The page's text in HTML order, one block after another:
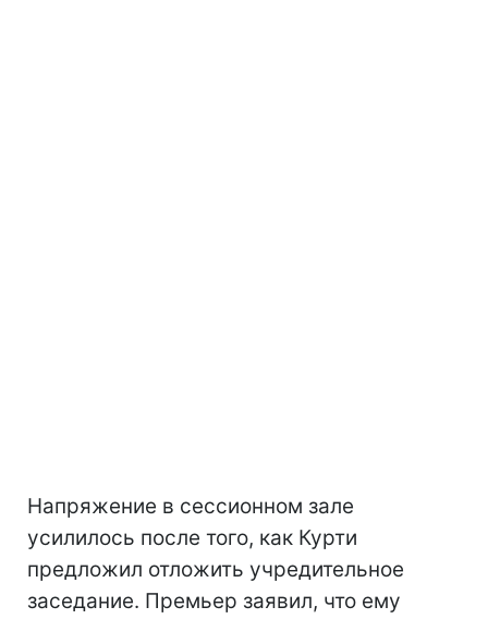
Напряжение в сессионном зале
усилилось после того, как Курти
предложил отложить учредительное
заседание. Премьер заявил, что ему